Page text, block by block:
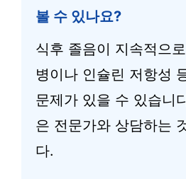
볼 수 있나요?
식후 졸음이 지속적으
병이나 인슐린 저항성
문제가 있을 수 있습니
은 전문가와 상담하는
다.